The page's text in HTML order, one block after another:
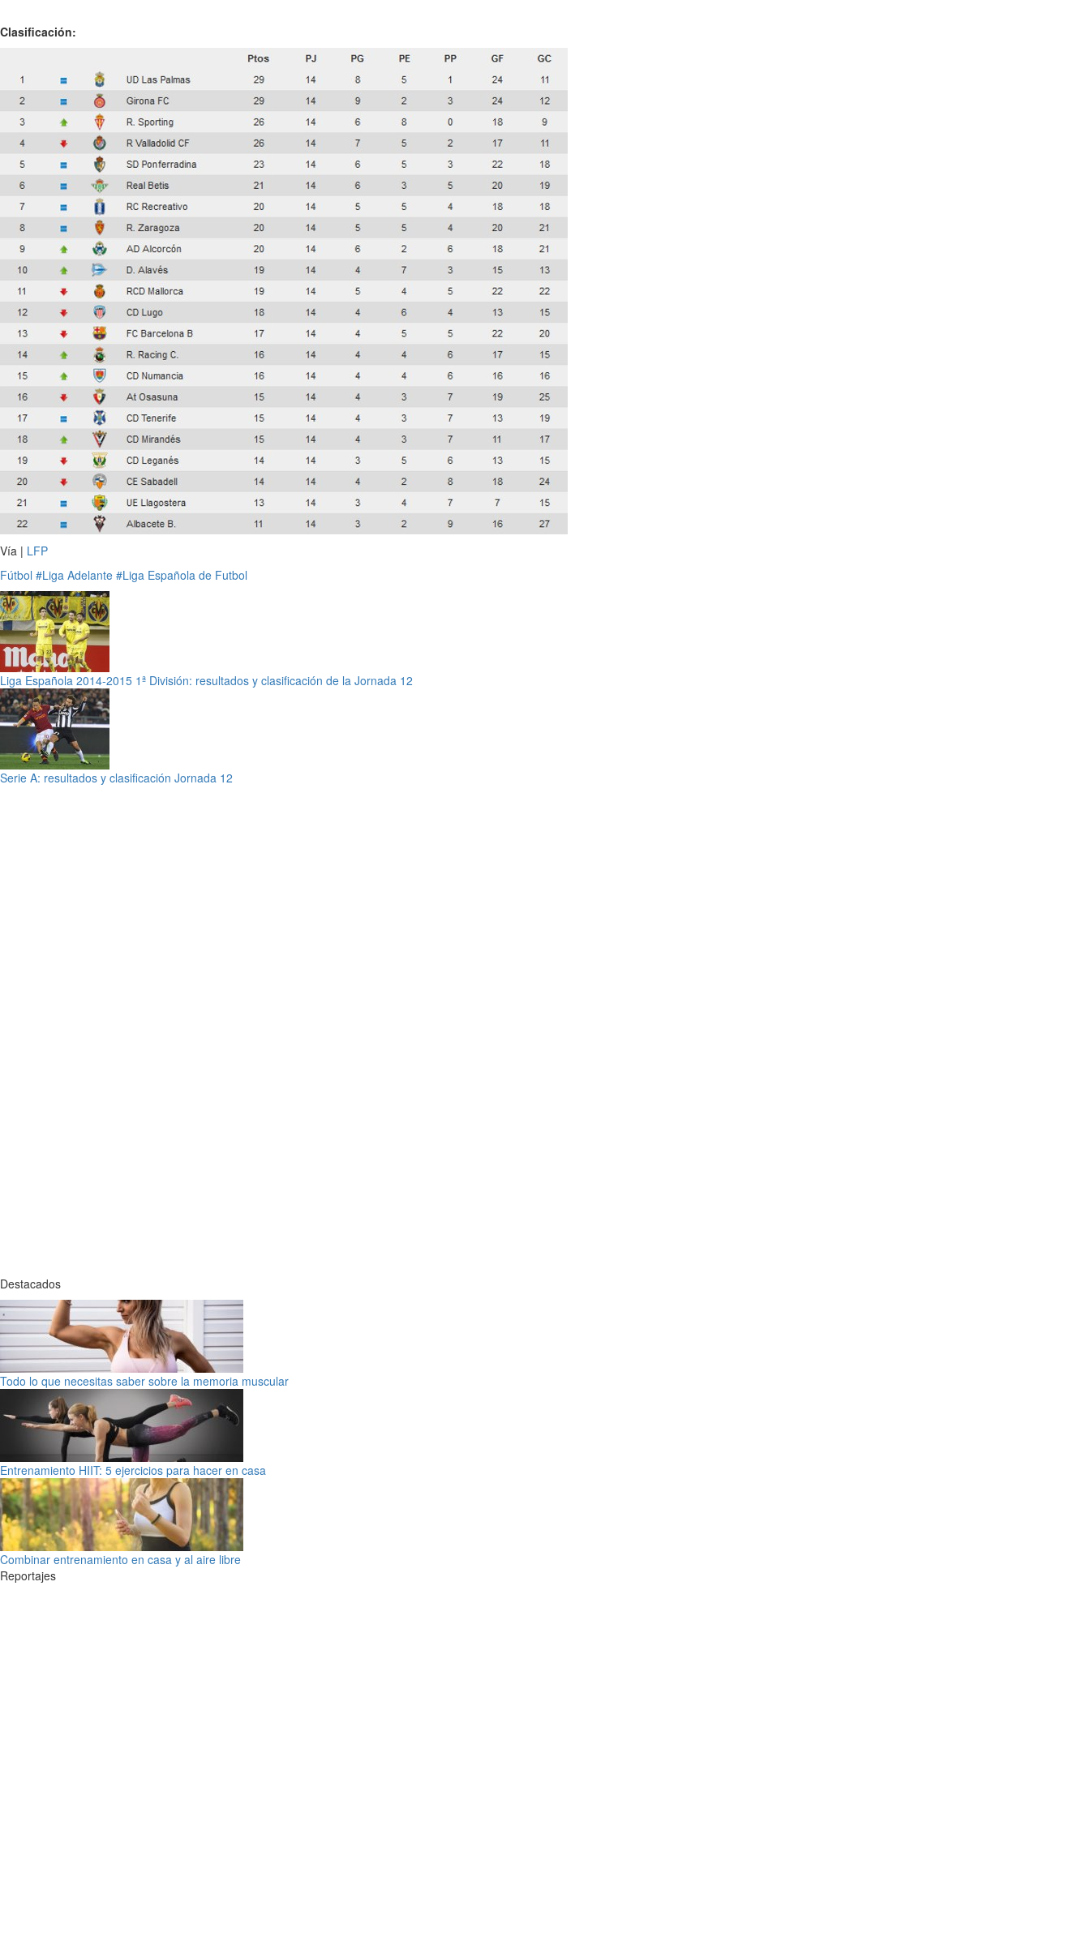
Clasificación:
Vía | LFP
Fútbol #Liga Adelante #Liga Española de Futbol
Liga Española 2014-2015 1ª División: resultados y clasificación de la Jornada 12
Serie A: resultados y clasificación Jornada 12
Destacados
Todo lo que necesitas saber sobre la memoria muscular
Entrenamiento HIIT: 5 ejercicios para hacer en casa
Combinar entrenamiento en casa y al aire libre
Reportajes